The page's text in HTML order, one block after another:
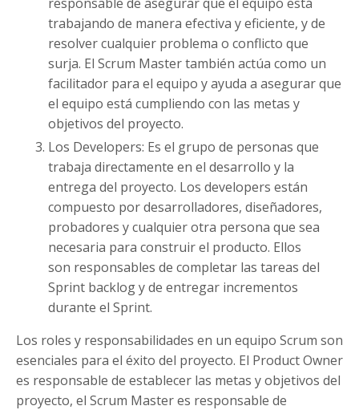
trabajando de manera efectiva y eficiente, y de
resolver cualquier problema o conflicto que
surja. El Scrum Master también actúa como un
facilitador para el equipo y ayuda a asegurar que
el equipo está cumpliendo con las metas y
objetivos del proyecto.
Los Developers: Es el grupo de personas que
trabaja directamente en el desarrollo y la
entrega del proyecto. Los developers están
compuesto por desarrolladores, diseñadores,
probadores y cualquier otra persona que sea
necesaria para construir el producto. Ellos
son responsables de completar las tareas del
Sprint backlog y de entregar incrementos
durante el Sprint.
Los roles y responsabilidades en un equipo Scrum son
esenciales para el éxito del proyecto. El Product Owner
es responsable de establecer las metas y objetivos del
proyecto, el Scrum Master es responsable de